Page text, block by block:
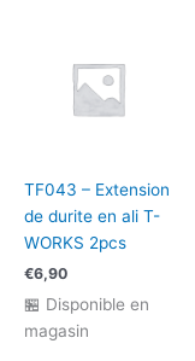
TF043 – Extension
de durite en ali T-
WORKS 2pcs
€6,90
🏪 Disponible en
magasin